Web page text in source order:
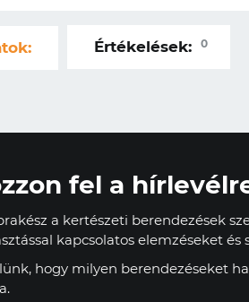
Értékelések: 0
fel a
a kertészeti berendezések
kapcsolatos elemzéseket
hogy milyen berendezéseket